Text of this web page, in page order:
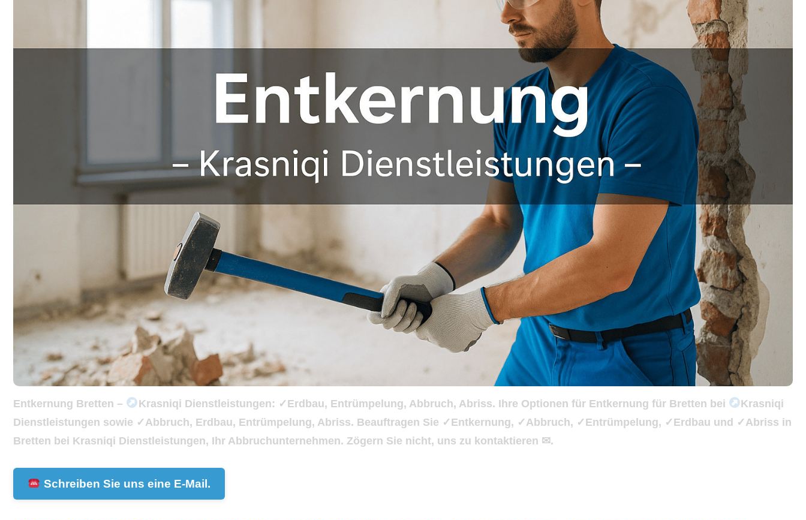
Entkernung Bretten – Krasniqi Dienstleistungen: ✓Erdbau, Entrümpelung, Abbruch, Abriss. Ihre Optionen für Entkernung für Bretten bei
Krasniqi
Dienstleistungen sowie ✓Abbruch, Erdbau, Entrümpelung, Abriss. Beauftragen Sie ✓Entkernung, ✓Abbruch, ✓Entrümpelung, ✓Erdbau und ✓Abriss in
Bretten bei Krasniqi Dienstleistungen, Ihr Abbruchunternehmen. Zögern Sie nicht, uns zu kontaktieren ✉.
Schreiben Sie uns eine E-Mail.